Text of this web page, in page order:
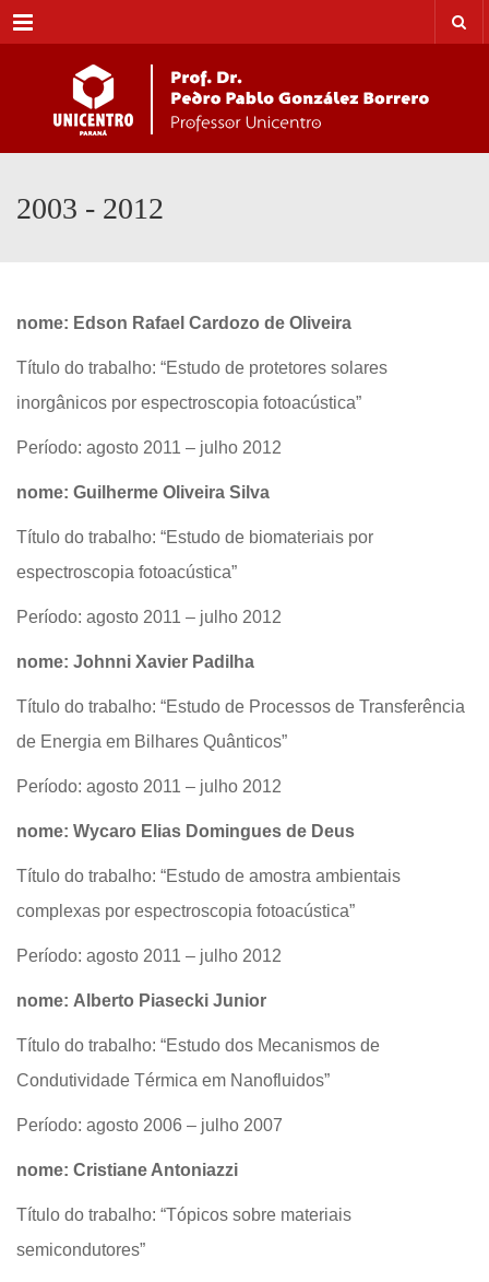
Menu
2003 - 2012
nome: Edson Rafael Cardozo de Oliveira
Título do trabalho: “Estudo de protetores solares
inorgânicos por espectroscopia fotoacústica”
Período: agosto 2011 – julho 2012
nome: Guilherme Oliveira Silva
Título do trabalho: “Estudo de biomateriais por
espectroscopia fotoacústica”
Período: agosto 2011 – julho 2012
nome: Johnni Xavier Padilha
Título do trabalho: “Estudo de Processos de Transferência
de Energia em Bilhares Quânticos”
Período: agosto 2011 – julho 2012
nome: Wycaro Elias Domingues de Deus
Título do trabalho: “Estudo de amostra ambientais
complexas por espectroscopia fotoacústica”
Período: agosto 2011 – julho 2012
nome: Alberto Piasecki Junior
Título do trabalho: “Estudo dos Mecanismos de
Condutividade Térmica em Nanofluidos”
Período: agosto 2006 – julho 2007
nome: Cristiane Antoniazzi
Título do trabalho: “Tópicos sobre materiais
semicondutores”